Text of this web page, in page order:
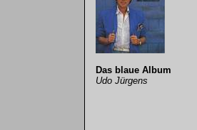
Das blaue Album
Udo Jürgens